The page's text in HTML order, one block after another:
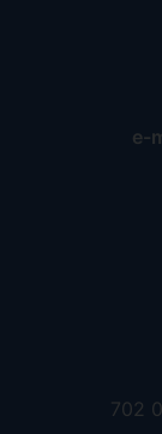
e-
702